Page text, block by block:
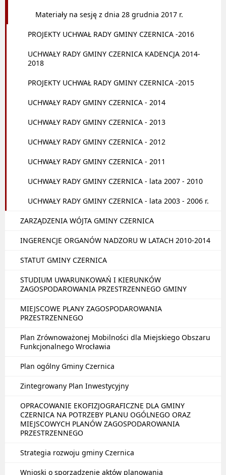
Materiały na sesję z dnia 28 grudnia 2017 r.
PROJEKTY UCHWAŁ RADY GMINY CZERNICA -2016
UCHWAŁY RADY GMINY CZERNICA KADENCJA 2014-
2018
PROJEKTY UCHWAŁ RADY GMINY CZERNICA -2015
UCHWAŁY RADY GMINY CZERNICA - 2014
UCHWAŁY RADY GMINY CZERNICA - 2013
UCHWAŁY RADY GMINY CZERNICA - 2012
UCHWAŁY RADY GMINY CZERNICA - 2011
UCHWAŁY RADY GMINY CZERNICA - lata 2007 - 2010
UCHWAŁY RADY GMINY CZERNICA - lata 2003 - 2006 r.
ZARZĄDZENIA WÓJTA GMINY CZERNICA
INGERENCJE ORGANÓW NADZORU W LATACH 2010-2014
STATUT GMINY CZERNICA
STUDIUM UWARUNKOWAŃ I KIERUNKÓW
ZAGOSPODAROWANIA PRZESTRZENNEGO GMINY
MIEJSCOWE PLANY ZAGOSPODAROWANIA
PRZESTRZENNEGO
Plan Zrównoważonej Mobilności dla Miejskiego Obszaru
Funkcjonalnego Wrocławia
Plan ogólny Gminy Czernica
Zintegrowany Plan Inwestycyjny
OPRACOWANIE EKOFIZJOGRAFICZNE DLA GMINY
CZERNICA NA POTRZEBY PLANU OGÓLNEGO ORAZ
MIEJSCOWYCH PLANÓW ZAGOSPODAROWANIA
PRZESTRZENNEGO
Strategia rozwoju gminy Czernica
Wnioski o sporządzenie aktów planowania